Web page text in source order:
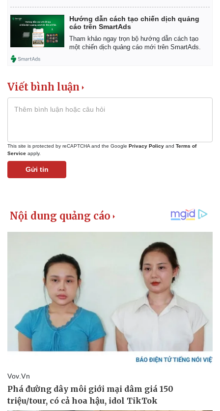
Tin nóng
Tư vấn luật
Hướng dẫn cách tạo chiến dịch quảng
cáo trên SmartAds
Tham khảo ngay trọn bộ hướng dẫn cách tạo
một chiến dịch quảng cáo mới trên SmartAds.
Viết bình luận
This site is protected by reCAPTCHA and the Google Privacy Policy and Terms of
Service apply.
Gửi tin